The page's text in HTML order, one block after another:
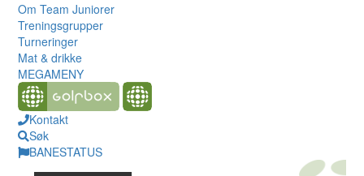
Om Team Juniorer
Treningsgrupper
Turneringer
Mat & drikke
MEGAMENY
Kontakt
Søk
BANESTATUS